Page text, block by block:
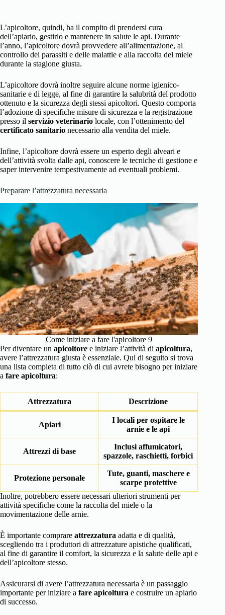
L’apicoltore, quindi, ha il compito di prendersi cura
dell’apiario, gestirlo e mantenere in salute le api. Durante
l’anno, l’apicoltore dovrà provvedere all’alimentazione, al
controllo dei parassiti e delle malattie e alla raccolta del miele
durante la stagione giusta.
L’apicoltore dovrà inoltre seguire alcune norme igienico-
sanitarie e di legge, al fine di garantire la salubrità del prodotto
ottenuto e la sicurezza degli stessi apicoltori. Questo comporta
l’adozione di specifiche misure di sicurezza e la registrazione
presso il servizio veterinario locale, con l’ottenimento del
certificato sanitario necessario alla vendita del miele.
Infine, l’apicoltore dovrà essere un esperto degli alveari e
dell’attività svolta dalle api, conoscere le tecniche di gestione e
saper intervenire tempestivamente ad eventuali problemi.
Preparare l’attrezzatura necessaria
Come iniziare a fare l'apicoltore 9
Per diventare un apicoltore e iniziare l’attività di apicoltura,
avere l’attrezzatura giusta è essenziale. Qui di seguito si trova
una lista completa di tutto ciò di cui avrete bisogno per iniziare
a fare apicoltura:
Attrezzatura Descrizione
Apiari
I locali per ospitare le
arnie e le api
Attrezzi di base
Inclusi affumicatori,
spazzole, raschietti, forbici
Protezione personale
Tute, guanti, maschere e
scarpe protettive
Inoltre, potrebbero essere necessari ulteriori strumenti per
attività specifiche come la raccolta del miele o la
movimentazione delle arnie.
È importante comprare attrezzatura adatta e di qualità,
scegliendo tra i produttori di attrezzature apistiche qualificati,
al fine di garantire il comfort, la sicurezza e la salute delle api e
dell’apicoltore stesso.
Assicurarsi di avere l’attrezzatura necessaria è un passaggio
importante per iniziare a fare apicoltura e costruire un apiario
di successo.